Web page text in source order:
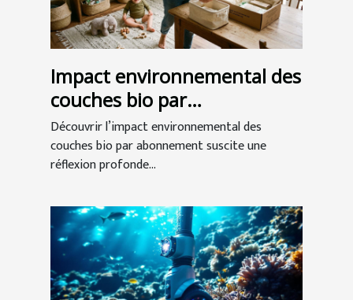
Impact environnemental des
couches bio par
abonnement
Découvrir l’impact environnemental des
couches bio par abonnement suscite une
réflexion profonde...